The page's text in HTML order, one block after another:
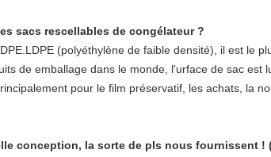
sacs rescellables de congélateur ?
(polyéthylène de faible densité), il est le
de emballage dans le monde, l'urface de sac est
pour le film préservatif, les achats, la
conception, la sorte de pls nous fournissent !